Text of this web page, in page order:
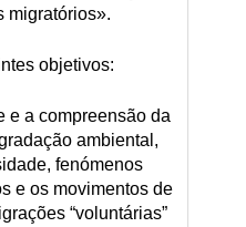
migratórios».
objetivos:
e a compreensão da
ambiental,
fenómenos
e os movimentos de
“voluntárias”